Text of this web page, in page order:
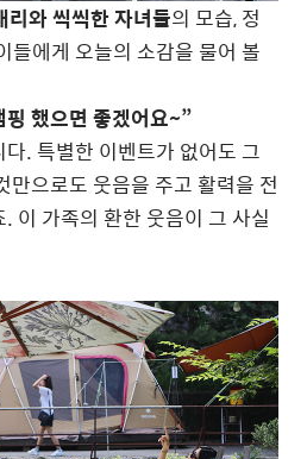
와 씩씩한 자녀들의 모습, 정
들에게 오늘의 소감을 물어 볼
했으면 좋겠어요~”
. 특별한 이벤트가 없어도 그
만으로도 웃음을 주고 활력을 전
이 가족의 환한 웃음이 그 사실